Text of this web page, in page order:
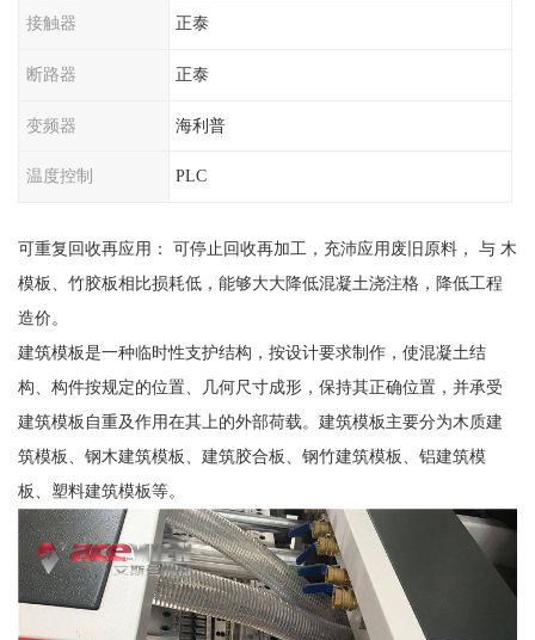
接触器 正泰
断路器 正泰
变频器 海利普
温度控制 PLC
可重复回收再应用： 可停止回收再加工，充沛应用废旧原料， 与 木
模板、竹胶板相比损耗低，能够大大降低混凝土浇注格，降低工程
造价。
建筑模板是一种临时性支护结构，按设计要求制作，使混凝土结
构、构件按规定的位置、几何尺寸成形，保持其正确位置，并承受
建筑模板自重及作用在其上的外部荷载。建筑模板主要分为木质建
筑模板、钢木建筑模板、建筑胶合板、钢竹建筑模板、铝建筑模
板、塑料建筑模板等。